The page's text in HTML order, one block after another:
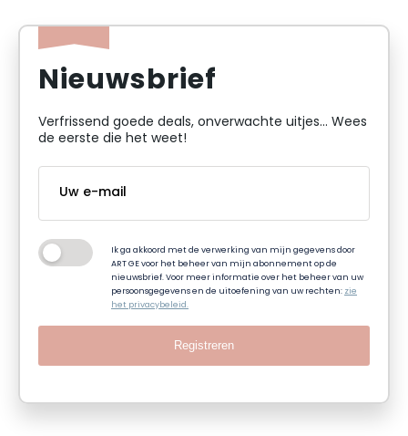
Nieuwsbrief
Verfrissend goede deals, onverwachte uitjes... Wees
de eerste die het weet!
Ik ga akkoord met de verwerking van mijn gegevens door
ART GE voor het beheer van mijn abonnement op de
nieuwsbrief. Voor meer informatie over het beheer van uw
persoonsgegevens en de uitoefening van uw rechten: zie
het privacybeleid.
Registreren